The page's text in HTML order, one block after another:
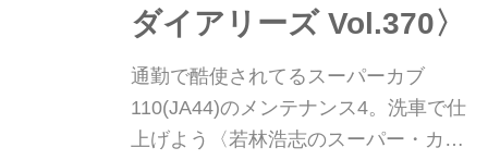
ダイアリーズ Vol.370〉
通勤で酷使されてるスーパーカブ
110(JA44)のメンテナンス4。洗車で仕
上げよう〈若林浩志のスーパー・カブ